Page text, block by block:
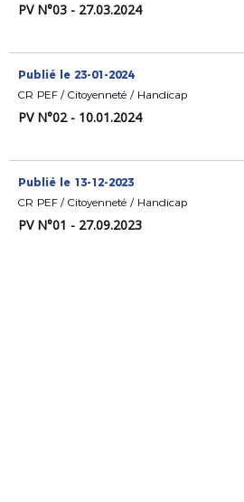
PV N°03 - 27.03.2024
Publié le 23-01-2024
CR PEF / Citoyenneté / Handicap
PV N°02 - 10.01.2024
Publié le 13-12-2023
CR PEF / Citoyenneté / Handicap
PV N°01 - 27.09.2023